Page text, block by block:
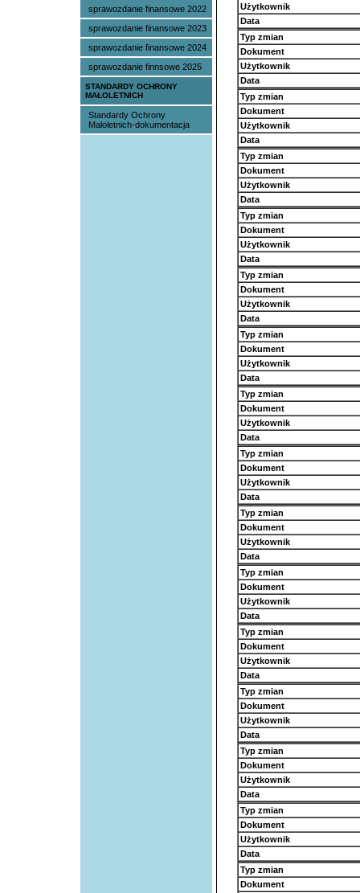
sprawozdanie finansowe 2022
sprawozdanie finansowe 2023
sprawozdanie finansowe 2024
sprawozdanie finnsowe 2025
STANDARDY OCHRONY
MAŁOLETNICH
Standardy Ochrony
Małoletnich-dokumentacja
Użytkownik
Data
Typ zmian
Dokument
Użytkownik
Data
Typ zmian
Dokument
Użytkownik
Data
Typ zmian
Dokument
Użytkownik
Data
Typ zmian
Dokument
Użytkownik
Data
Typ zmian
Dokument
Użytkownik
Data
Typ zmian
Dokument
Użytkownik
Data
Typ zmian
Dokument
Użytkownik
Data
Typ zmian
Dokument
Użytkownik
Data
Typ zmian
Dokument
Użytkownik
Data
Typ zmian
Dokument
Użytkownik
Data
Typ zmian
Dokument
Użytkownik
Data
Typ zmian
Dokument
Użytkownik
Data
Typ zmian
Dokument
Użytkownik
Data
Typ zmian
Dokument
Użytkownik
Data
Typ zmian
Dokument